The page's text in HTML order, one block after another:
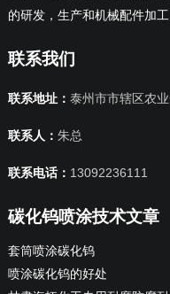
的研发，生产和机械配件加工
联系我们
联系地址： 泰州市市辖区农
联系人： 朱总
联系电话： 13092236111
碳化钨喷涂技术文章
套筒喷涂碳化钨
喷涂碳化钨的好处